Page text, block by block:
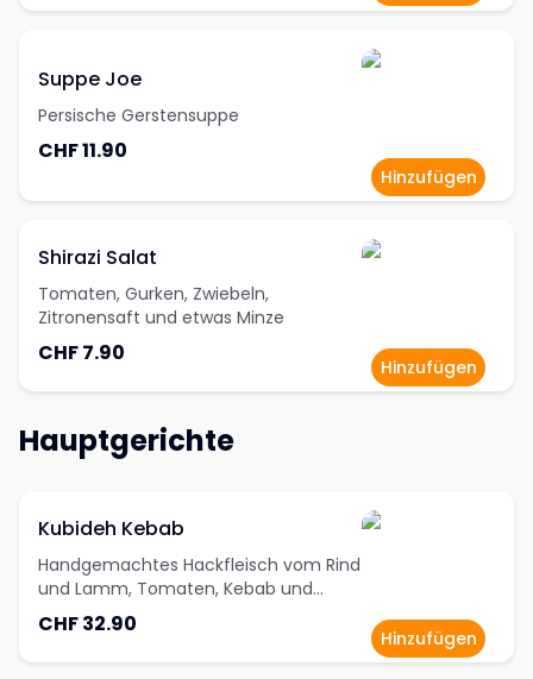
Suppe Joe
Persische Gerstensuppe
CHF 11.90
Hinzufügen
Shirazi Salat
Tomaten, Gurken, Zwiebeln,
Zitronensaft und etwas Minze
CHF 7.90
Hinzufügen
Hauptgerichte
Kubideh Kebab
Handgemachtes Hackfleisch vom Rind
und Lamm, Tomaten, Kebab und
Safranreis
CHF 32.90
Hinzufügen